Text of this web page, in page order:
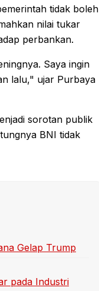
tidak boleh
nilai tukar
perbankan.
Saya ingin
lalu," ujar Purbaya
sorotan publik
BNI tidak
Gelap Trump
pada Industri